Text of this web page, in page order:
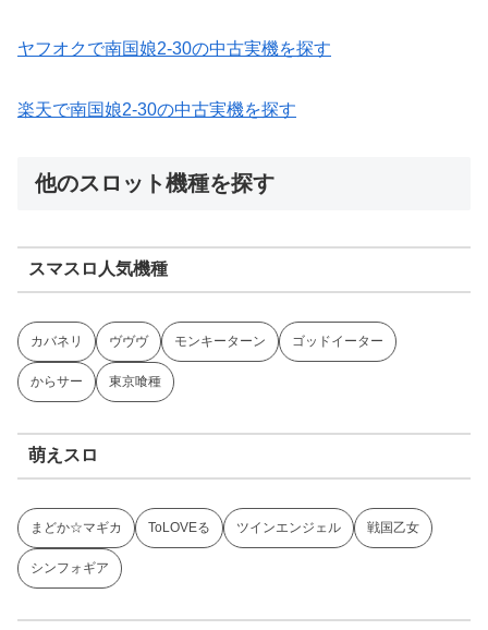
ヤフオクで南国娘2-30の中古実機を探す
楽天で南国娘2-30の中古実機を探す
他のスロット機種を探す
スマスロ人気機種
カバネリ ヴヴヴ モンキーターン ゴッドイーター
からサー 東京喰種
萌えスロ
まどか☆マギカ ToLOVEる ツインエンジェル 戦国乙女
シンフォギア